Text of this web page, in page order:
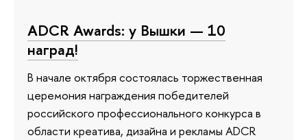
ADCR Awards: у Вышки — 10
наград!
В начале октября состоялась торжественная
церемония награждения победителей
российского профессионального конкурса в
области креатива, дизайна и рекламы ADCR